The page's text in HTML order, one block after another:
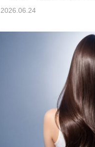
習慣
2026.06.24